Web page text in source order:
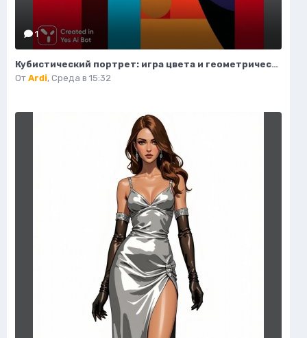
1
Кубистический портрет: игра цвета и геометрических форм. Нейросеть Midjourney
От Ardi, Среда в 15:32